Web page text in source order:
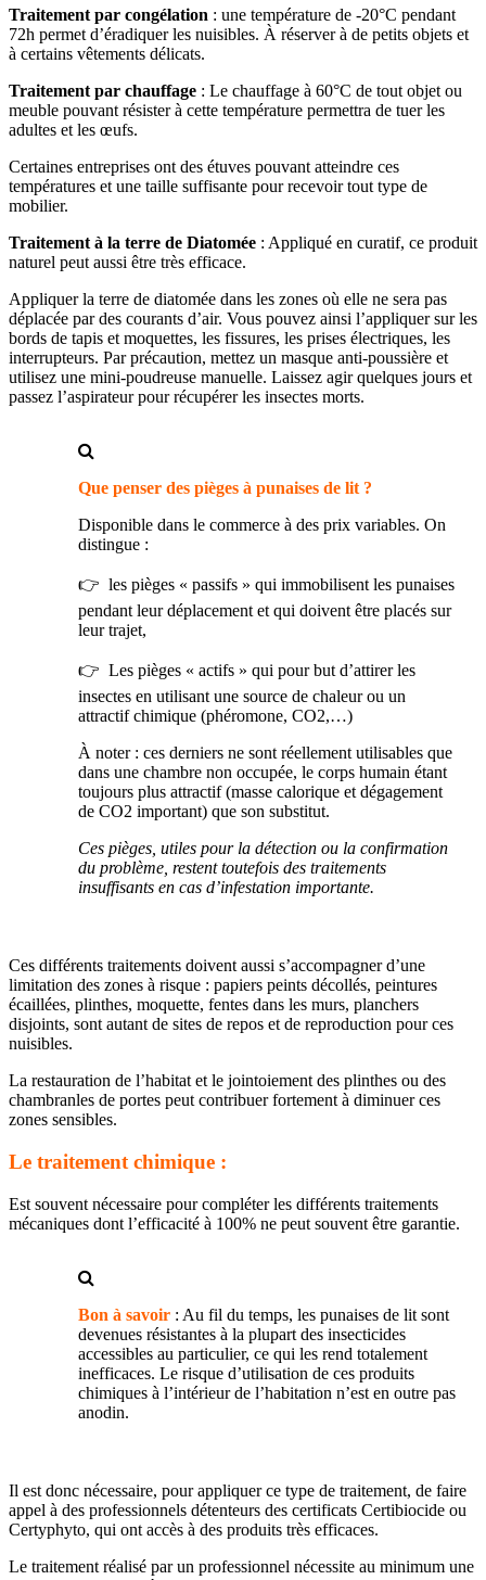
Traitement par congélation : une température de -20°C pendant
72h permet d’éradiquer les nuisibles. À réserver à de petits objets et
à certains vêtements délicats.
Traitement par chauffage : Le chauffage à 60°C de tout objet ou
meuble pouvant résister à cette température permettra de tuer les
adultes et les œufs.
Certaines entreprises ont des étuves pouvant atteindre ces
températures et une taille suffisante pour recevoir tout type de
mobilier.
Traitement à la terre de Diatomée : Appliqué en curatif, ce produit
naturel peut aussi être très efficace.
Appliquer la terre de diatomée dans les zones où elle ne sera pas
déplacée par des courants d’air. Vous pouvez ainsi l’appliquer sur les
bords de tapis et moquettes, les fissures, les prises électriques, les
interrupteurs. Par précaution, mettez un masque anti-poussière et
utilisez une mini-poudreuse manuelle. Laissez agir quelques jours et
passez l’aspirateur pour récupérer les insectes morts.
Que penser des pièges à punaises de lit ?
Disponible dans le commerce à des prix variables. On
distingue :
👉 les pièges « passifs » qui immobilisent les punaises
pendant leur déplacement et qui doivent être placés sur
leur trajet,
👉 Les pièges « actifs » qui pour but d’attirer les
insectes en utilisant une source de chaleur ou un
attractif chimique (phéromone, CO2,…)
À noter : ces derniers ne sont réellement utilisables que
dans une chambre non occupée, le corps humain étant
toujours plus attractif (masse calorique et dégagement
de CO2 important) que son substitut.
Ces pièges, utiles pour la détection ou la confirmation
du problème, restent toutefois des traitements
insuffisants en cas d’infestation importante.
Ces différents traitements doivent aussi s’accompagner d’une
limitation des zones à risque : papiers peints décollés, peintures
écaillées, plinthes, moquette, fentes dans les murs, planchers
disjoints, sont autant de sites de repos et de reproduction pour ces
nuisibles.
La restauration de l’habitat et le jointoiement des plinthes ou des
chambranles de portes peut contribuer fortement à diminuer ces
zones sensibles.
Le traitement chimique :
Est souvent nécessaire pour compléter les différents traitements
mécaniques dont l’efficacité à 100% ne peut souvent être garantie.
Bon à savoir : Au fil du temps, les punaises de lit sont
devenues résistantes à la plupart des insecticides
accessibles au particulier, ce qui les rend totalement
inefficaces. Le risque d’utilisation de ces produits
chimiques à l’intérieur de l’habitation n’est en outre pas
anodin.
Il est donc nécessaire, pour appliquer ce type de traitement, de faire
appel à des professionnels détenteurs des certificats Certibiocide ou
Certyphyto, qui ont accès à des produits très efficaces.
Le traitement réalisé par un professionnel nécessite au minimum une